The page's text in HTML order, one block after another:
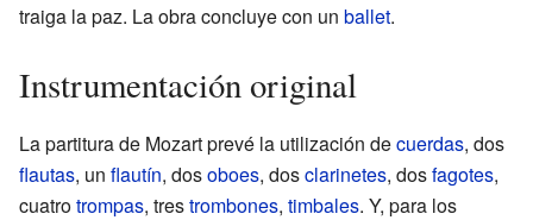
traiga la paz. La obra concluye con un ballet.
Instrumentación original
La partitura de Mozart prevé la utilización decuerdas, dos
flautas, un flautín, dosoboes, dosclarinetes, dosfagotes,
cuatrotrompas, trestrombones, timbales. Y, para los